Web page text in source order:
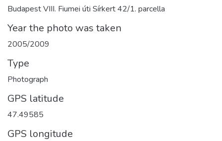
Budapest VIII. Fiumei úti Sírkert 42/1. parcella
Year the photo was taken
2005/2009
Type
Photograph
GPS latitude
47.49585
GPS longitude